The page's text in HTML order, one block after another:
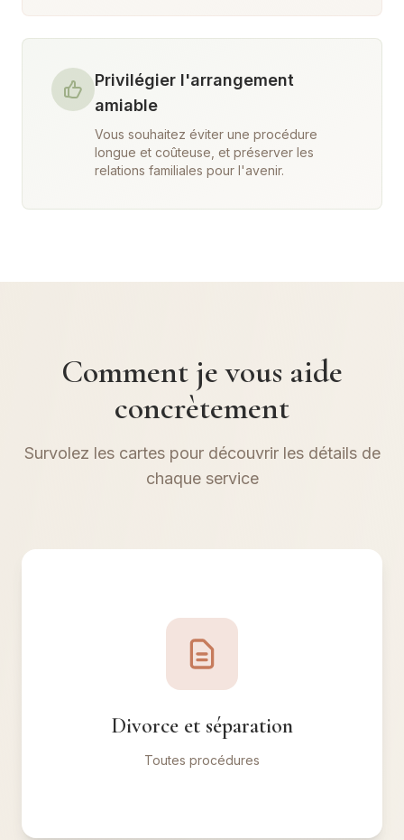
Privilégier l'arrangement
amiable
Vous souhaitez éviter une procédure
longue et coûteuse, et préserver les
relations familiales pour l'avenir.
Comment je vous aide
concrètement
Survolez les cartes pour découvrir les détails de
chaque service
Divorce et séparation
Toutes procédures
Divorce et séparation conjugale
Contentieux, consentement mutuel, pour faute.
✓ Sérénité et clarté garanties